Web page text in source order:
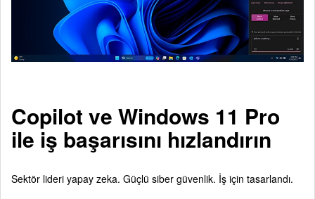
Copilot ve Windows 11 Pro
ile iş başarısını hızlandırın
Sektör lideri yapay zeka. Güçlü siber güvenlik. İş için tasarlandı.